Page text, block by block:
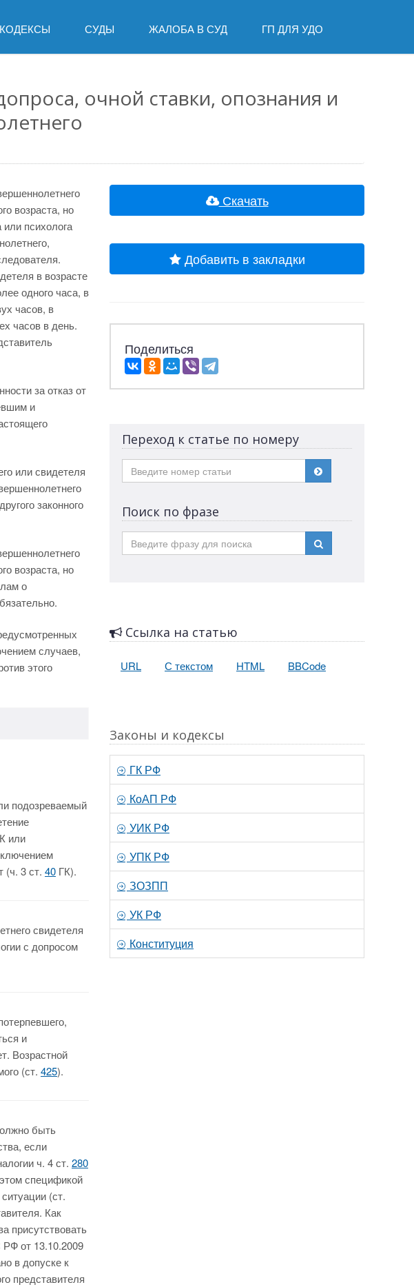
КОДЕКСЫ СУДЫ ЖАЛОБА В СУД ГП ДЛЯ УДО
очной ставки, опознания и
возраста, но
или психолога
в возрасте
одного часа, в
часов, в
часов в день.
за отказ от
и
или свидетеля
законного
возраста, но
о
случаев,
этого
подозреваемый
или
(ч. 3 ст. 40 ГК).
свидетеля
с допросом
и
Возрастной
(ст. 425).
быть
если
ч. 4 ст. 280
спецификой
(ст.
Как
присутствовать
РФ от 13.10.2009
в допуске к
представителя
Скачать
Добавить в закладки
Поделиться
Переход к статье по номеру
Поиск по фразе
Ссылка на статью
URL С текстом HTML BBCode
Законы и кодексы
ГК РФ
КоАП РФ
УИК РФ
УПК РФ
ЗОЗПП
УК РФ
Конституция